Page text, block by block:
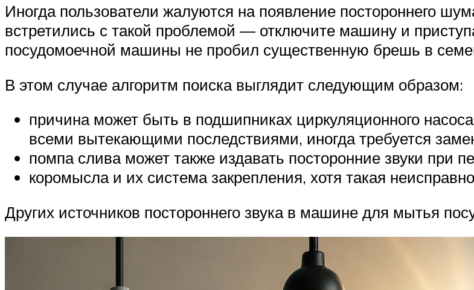
Иногда пользователи жалуются на появление постороннего
встретились с такой проблемой — отключите машину и
посудомоечной машины не пробил существенную брешь в
В этом случае алгоритм поиска выглядит следующим образом:
причина может быть в подшипниках циркуляционного
всеми вытекающими последствиями, иногда требуется
помпа слива может также издавать посторонние звуки при
коромысла и их система закрепления, хотя такая
Других источников постороннего звука в машине для мытья